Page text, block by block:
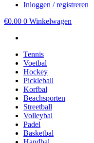
Inloggen / registreren
€0.00 0 Winkelwagen
Tennis
Voetbal
Hockey
Pickleball
Korfbal
Beachsporten
Streetball
Volleybal
Padel
Basketbal